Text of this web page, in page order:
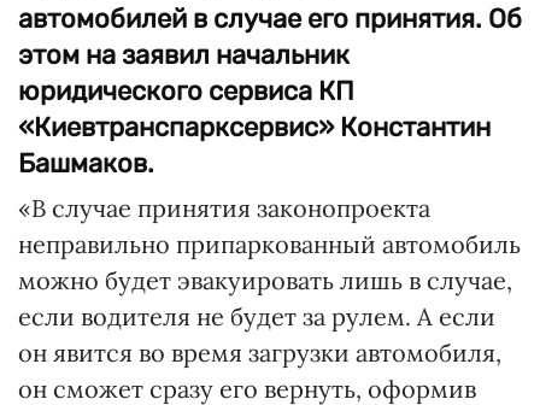
автомобилей в случае его принятия. Об
этом на заявил начальник
юридического сервиса КП
«Киевтранспарксервис» Константин
Башмаков.
«В случае принятия законопроекта
неправильно припаркованный автомобиль
можно будет эвакуировать лишь в случае,
если водителя не будет за рулем. А если
он явится во время загрузки автомобиля,
он сможет сразу его вернуть, оформив